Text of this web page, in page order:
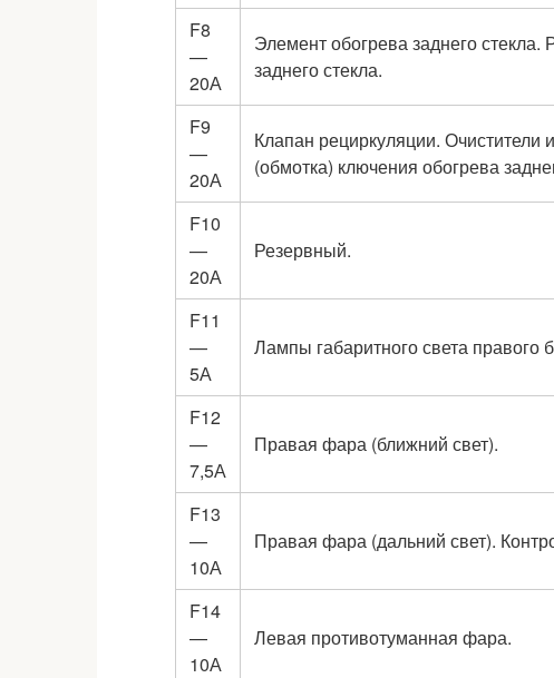
F8
—
20А
Элемент обогрева заднего стекла.
заднего стекла.
F9
—
20А
Клапан рециркуляции. Очистители
(обмотка) ключения обогрева
F10
—
20А
Резервный.
F11
—
5А
Лампы габаритного света правого
F12
—
7,5А
Правая фара (ближний свет).
F13
—
10А
Правая фара (дальний свет).
F14
—
10А
Левая противотуманная фара.